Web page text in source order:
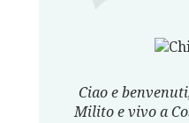
Ciao e
Milito e vivo a